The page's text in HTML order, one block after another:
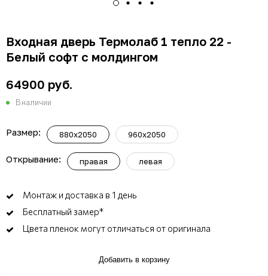
Входная дверь Термолаб 1 тепло 22 -
Белый софт с молдингом
64900 руб.
В наличии
Размер: 880x2050 960x2050
Открывание: правая левая
Монтаж и доставка в 1 день
Бесплатный замер*
Цвета пленок могут отличаться от оригинала
Добавить в корзину